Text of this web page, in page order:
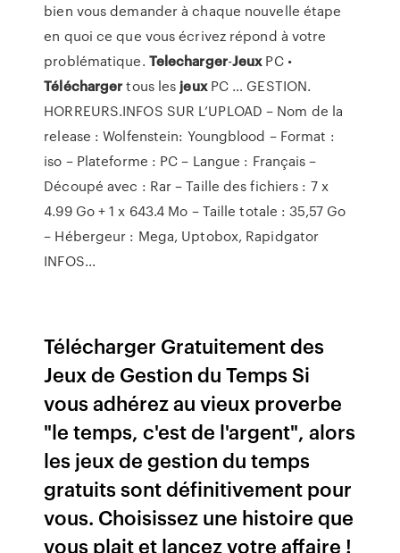
bien vous demander à chaque nouvelle étape
en quoi ce que vous écrivez répond à votre
problématique. Telecharger-JeuxPC •
Téléchargertous les jeuxPC … GESTION.
HORREURS.INFOS SUR L’UPLOAD – Nom de la
release : Wolfenstein: Youngblood – Format :
iso – Plateforme : PC – Langue : Français –
Découpé avec : Rar – Taille des fichiers : 7 x
4.99 Go + 1 x 643.4 Mo – Taille totale : 35,57 Go
– Hébergeur : Mega, Uptobox, Rapidgator
INFOS...
Télécharger Gratuitement des
Jeux de Gestion du Temps Si
vous adhérez au vieux proverbe
"le temps, c'est de l'argent", alors
les jeux de gestion du temps
gratuits sont définitivement pour
vous. Choisissez une histoire que
vous plait et lancez votre affaire !